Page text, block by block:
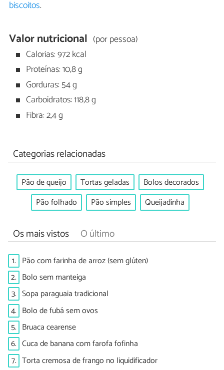
biscoitos.
Valor nutricional (por pessoa)
Calorias: 972 kcal
Proteínas: 10,8 g
Gorduras: 54 g
Carboidratos: 118,8 g
Fibra: 2,4 g
Categorias relacionadas
Pão de queijo Tortas geladas
Bolos decorados
Pão folhado
Pão simples Queijadinha
Os mais vistos O último
1. Pão com farinha de arroz (sem glúten)
2. Bolo sem manteiga
3. Sopa paraguaia tradicional
4. Bolo de fubá sem ovos
5. Bruaca cearense
6. Cuca de banana com farofa fofinha
7. Torta cremosa de frango no liquidificador